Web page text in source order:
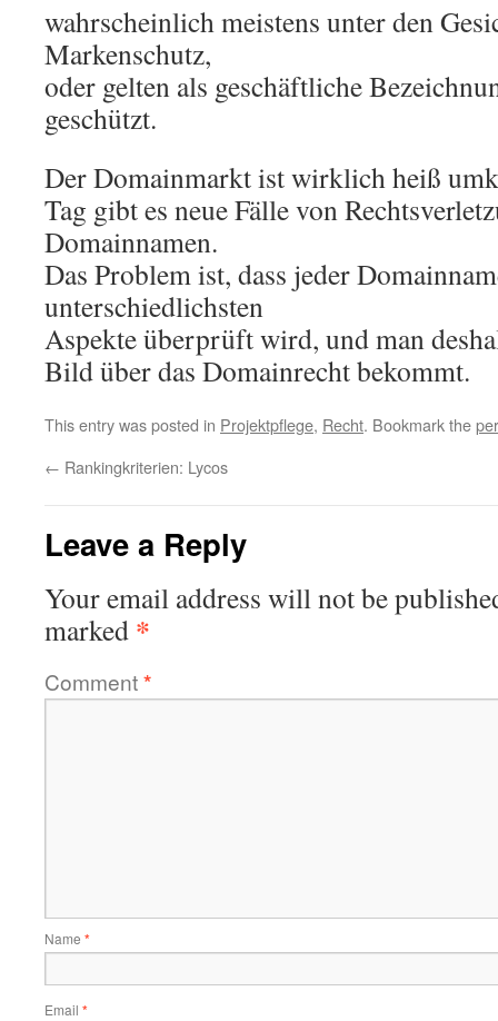
wahrscheinlich meistens unter den
Markenschutz,
oder gelten als geschäftliche
geschützt.
Der Domainmarkt ist wirklich heiß
Tag gibt es neue Fälle von
Domainnamen.
Das Problem ist, dass jeder
unterschiedlichsten
Aspekte überprüft wird, und man
Bild über das Domainrecht bekommt.
This entry was posted in Projektpflege, Recht. Bookmark the
← Rankingkriterien: Lycos
Leave a Reply
Your email address will not be
marked *
Comment*
Name *
Email *